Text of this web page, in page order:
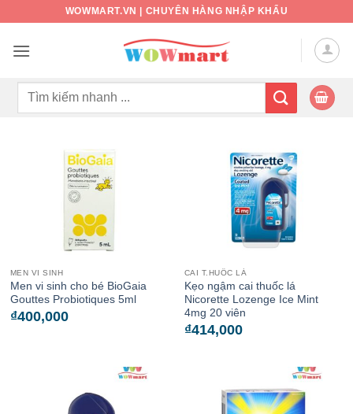
nội
WOWMART.VN | CHUYÊN HÀNG NHẬP KHẨU
Tìm
MEN VI SINH
Men vi sinh cho bé BioGaia
Gouttes Probiotiques 5ml
₫400,000
CAI T.HUỐC LÁ
Kẹo ngậm cai thuốc lá
Nicorette Lozenge Ice Mint
4mg 20 viên
₫414,000